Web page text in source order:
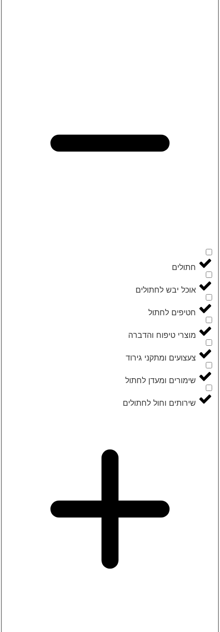
חתולים
אוכל יבש לחתולים
חטיפים לחתול
מוצרי טיפוח והדברה
צעצועים ומתקני גירוד
שימורים ומעדן לחתול
שירותים וחול לחתולים